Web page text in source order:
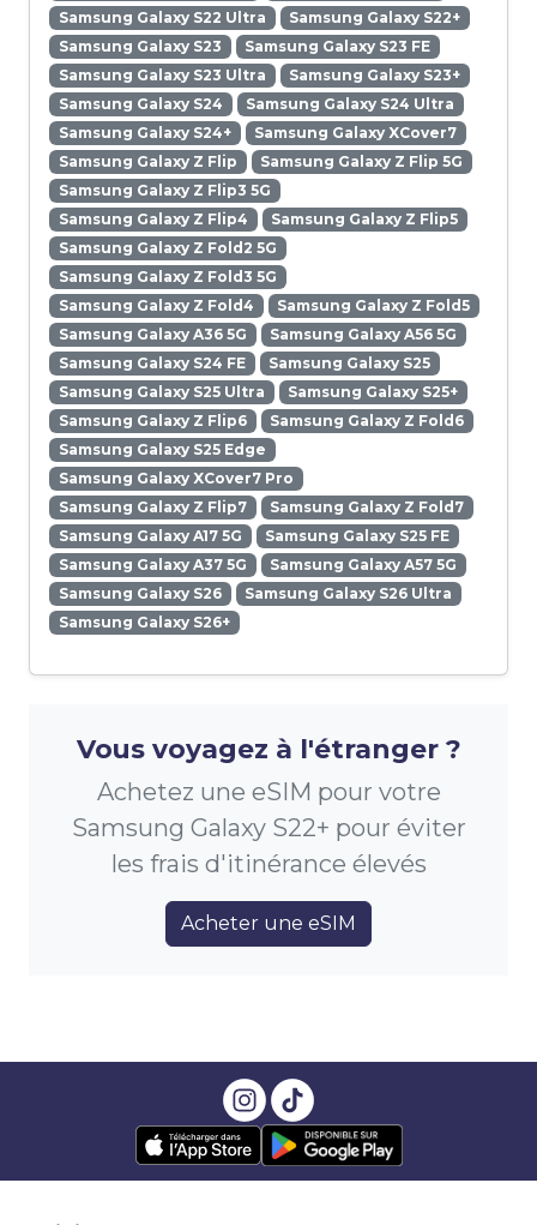
Samsung Galaxy S22 Ultra
Samsung Galaxy S22+
Samsung Galaxy S23
Samsung Galaxy S23 FE
Samsung Galaxy S23 Ultra
Samsung Galaxy S23+
Samsung Galaxy S24
Samsung Galaxy S24 Ultra
Samsung Galaxy S24+
Samsung Galaxy XCover7
Samsung Galaxy Z Flip
Samsung Galaxy Z Flip 5G
Samsung Galaxy Z Flip3 5G
Samsung Galaxy Z Flip4
Samsung Galaxy Z Flip5
Samsung Galaxy Z Fold2 5G
Samsung Galaxy Z Fold3 5G
Samsung Galaxy Z Fold4
Samsung Galaxy Z Fold5
Samsung Galaxy A36 5G
Samsung Galaxy A56 5G
Samsung Galaxy S24 FE
Samsung Galaxy S25
Samsung Galaxy S25 Ultra
Samsung Galaxy S25+
Samsung Galaxy Z Flip6
Samsung Galaxy Z Fold6
Samsung Galaxy S25 Edge
Samsung Galaxy XCover7 Pro
Samsung Galaxy Z Flip7
Samsung Galaxy Z Fold7
Samsung Galaxy A17 5G
Samsung Galaxy S25 FE
Samsung Galaxy A37 5G
Samsung Galaxy A57 5G
Samsung Galaxy S26
Samsung Galaxy S26 Ultra
Samsung Galaxy S26+
Vous voyagez à l'étranger ?
Achetez une eSIM pour votre
Samsung Galaxy S22+ pour éviter
les frais d'itinérance élevés
Acheter une eSIM